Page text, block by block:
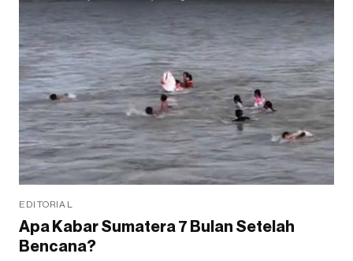
EDITORIAL
Apa Kabar Sumatera 7 Bulan Setelah
Bencana?